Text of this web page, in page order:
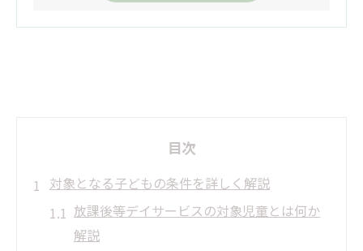
目次
対象となる子どもの条件を詳しく解説
放課後等デイサービスの対象児童とは何か
解説